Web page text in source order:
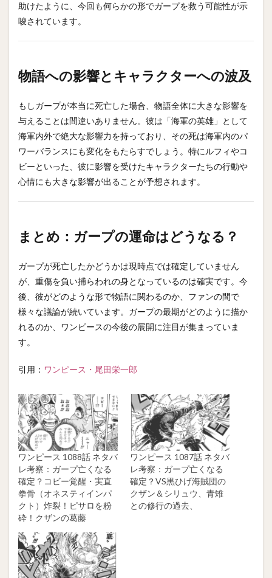
助けたように、今回も何らかの形でガープを救う可能性が示
唆されています。
物語への影響とキャラクターへの波及
もしガープが本当に死亡した場合、物語全体に大きな影響を
与えることは間違いありません。彼は「海軍の英雄」として
海軍内外で絶大な影響力を持っており、その死は海軍内のパ
ワーバランスにも変化をもたらすでしょう。特にルフィやコ
ビーといった、彼に影響を受けたキャラクターたちの行動や
心情にも大きな影響が出ることが予想されます。
まとめ：ガープの運命はどうなる？
ガープが死亡したかどうかは現時点では確定していません
が、重傷を負い捕らわれの身となっているのは確実です。今
後、彼がどのような形で物語に関わるのか、ファンの間で
様々な議論が続いています。ガープの最期がどのように描か
れるのか、ワンピースの今後の展開に注目が集まっていま
す。
引用： ワンピース・尾田栄一郎
ワンピース 1088話 ネタバ
レ考察：ガープ亡くなる
確定？コビー覚醒・実直
拳骨（オネスティインパ
クト）炸裂！ピサロを粉
砕！クザンの葛藤
ワンピース 1087話 ネタバ
レ考察：ガープ亡くなる
確定？VS黒ひげ海賊団の
クザン＆シリュウ、青雉
との修行の過去、